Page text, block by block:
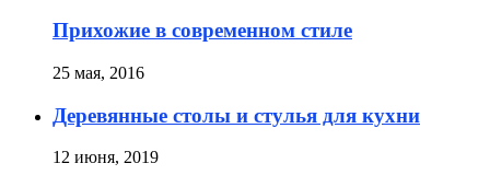
Прихожие в современном стиле
25 мая, 2016
Деревянные столы и стулья для кухни
12 июня, 2019